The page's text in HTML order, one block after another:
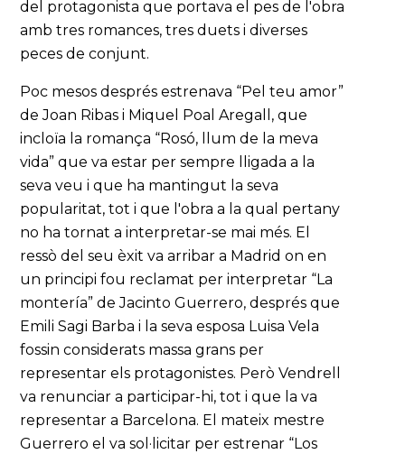
del protagonista que portava el pes de l'obra
amb tres romances, tres duets i diverses
peces de conjunt.
Poc mesos després estrenava “Pel teu amor”
de Joan Ribas i Miquel Poal Aregall, que
incloïa la romança “Rosó, llum de la meva
vida” que va estar per sempre lligada a la
seva veu i que ha mantingut la seva
popularitat, tot i que l'obra a la qual pertany
no ha tornat a interpretar-se mai més. El
ressò del seu èxit va arribar a Madrid on en
un principi fou reclamat per interpretar “La
montería” de Jacinto Guerrero, després que
Emili Sagi Barba i la seva esposa Luisa Vela
fossin considerats massa grans per
representar els protagonistes. Però Vendrell
va renunciar a participar-hi, tot i que la va
representar a Barcelona. El mateix mestre
Guerrero el va sol·licitar per estrenar “Los